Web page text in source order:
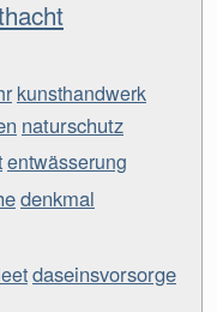
kunsthandwerk
naturschutz
entwässerung
denkmal
daseinsvorsorge